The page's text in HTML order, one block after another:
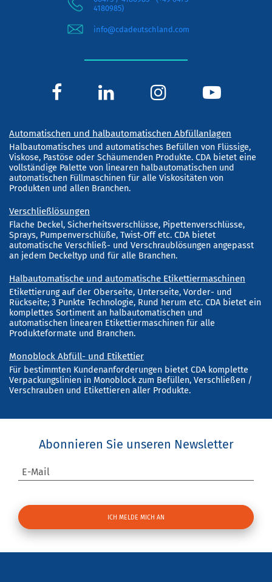
4180985)
info@cdadeutschland.com
Automatischen und halbautomatischen Abfüllanlagen
Halbautomatisches und automatisches Befüllen von Flüssige,
Viskose, Pastöse oder Schäumenden Produkte. CDA bietet eine
vollständige Palette von linearen halbautomatischen und
automatischen Füllmaschinen für alle Viskositäten von
Produkten und allen Branchen.
Verschließlösungen
Flache Deckel, Sicherheitsverschlüsse, Pipettenverschlüsse,
Sprays, Pumpenverschlüße, Twist-Off etc. CDA bietet
automatische Verschließ- und Verschraublösungen angepasst
an jedem Deckeltyp und für alle Branchen.
Halbautomatische und automatische Etikettiermaschinen
Etikettierung auf der Oberseite, Unterseite, Vorder- und
Rückseite; 3 Punkte Technologie, Rund herum etc. CDA bietet ein
komplettes Sortiment an halbautomatischen und
automatischen linearen Etikettiermaschinen für alle
Produkteformate und Branchen.
Monoblock Abfüll- und Etikettier
Für bestimmten Kundenanforderungen bietet CDA komplette
Verpackungslinien in Monoblock zum Befüllen, Verschließen /
Verschrauben und Etikettieren aller Produkte.
Abonnieren Sie unseren Newsletter
E-Mail